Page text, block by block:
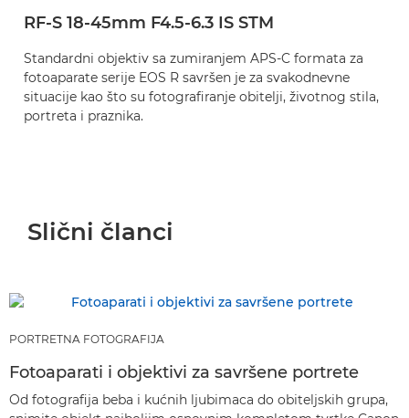
RF-S 18-45mm F4.5-6.3 IS STM
Standardni objektiv sa zumiranjem APS-C formata za
fotoaparate serije EOS R savršen je za svakodnevne
situacije kao što su fotografiranje obitelji, životnog stila,
portreta i praznika.
Slični članci
PORTRETNA FOTOGRAFIJA
Fotoaparati i objektivi za savršene portrete
Od fotografija beba i kućnih ljubimaca do obiteljskih grupa,